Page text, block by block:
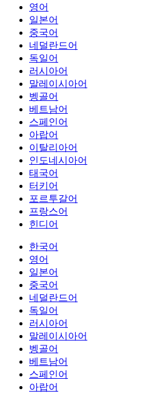
영어
일본어
중국어
네덜란드어
독일어
러시아어
말레이시아어
벵골어
베트남어
스페인어
아랍어
이탈리아어
인도네시아어
태국어
터키어
포르투갈어
프랑스어
힌디어
한국어
영어
일본어
중국어
네덜란드어
독일어
러시아어
말레이시아어
벵골어
베트남어
스페인어
아랍어